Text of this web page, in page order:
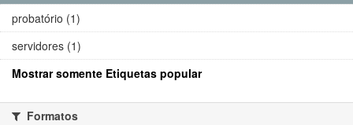
probatório (1)
servidores (1)
Mostrar somente Etiquetas popular
Formatos